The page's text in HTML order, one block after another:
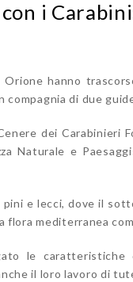
i
hanno
di due
dei Carabinieri
Naturale e
e lecci, dove il
mediterranea
le
il loro lavoro di